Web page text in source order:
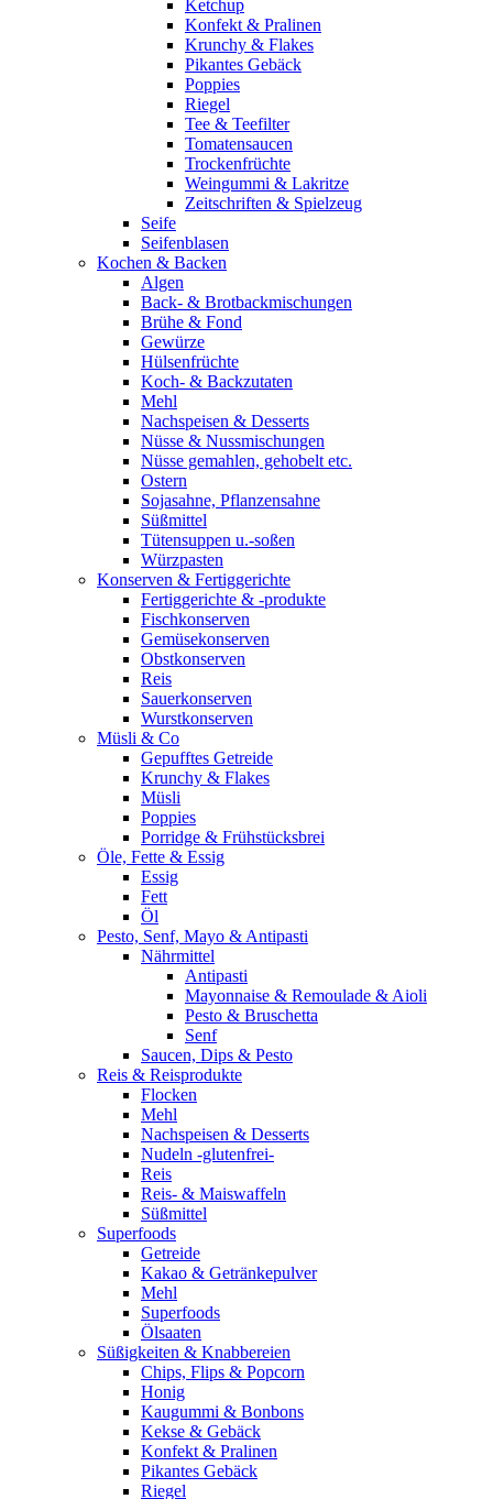
Ketchup
Konfekt & Pralinen
Krunchy & Flakes
Pikantes Gebäck
Poppies
Riegel
Tee & Teefilter
Tomatensaucen
Trockenfrüchte
Weingummi & Lakritze
Zeitschriften & Spielzeug
Seife
Seifenblasen
Kochen & Backen
Algen
Back- & Brotbackmischungen
Brühe & Fond
Gewürze
Hülsenfrüchte
Koch- & Backzutaten
Mehl
Nachspeisen & Desserts
Nüsse & Nussmischungen
Nüsse gemahlen, gehobelt etc.
Ostern
Sojasahne, Pflanzensahne
Süßmittel
Tütensuppen u.-soßen
Würzpasten
Konserven & Fertiggerichte
Fertiggerichte & -produkte
Fischkonserven
Gemüsekonserven
Obstkonserven
Reis
Sauerkonserven
Wurstkonserven
Müsli & Co
Gepufftes Getreide
Krunchy & Flakes
Müsli
Poppies
Porridge & Frühstücksbrei
Öle, Fette & Essig
Essig
Fett
Öl
Pesto, Senf, Mayo & Antipasti
Nährmittel
Antipasti
Mayonnaise & Remoulade & Aioli
Pesto & Bruschetta
Senf
Saucen, Dips & Pesto
Reis & Reisprodukte
Flocken
Mehl
Nachspeisen & Desserts
Nudeln -glutenfrei-
Reis
Reis- & Maiswaffeln
Süßmittel
Superfoods
Getreide
Kakao & Getränkepulver
Mehl
Superfoods
Ölsaaten
Süßigkeiten & Knabbereien
Chips, Flips & Popcorn
Honig
Kaugummi & Bonbons
Kekse & Gebäck
Konfekt & Pralinen
Pikantes Gebäck
Riegel